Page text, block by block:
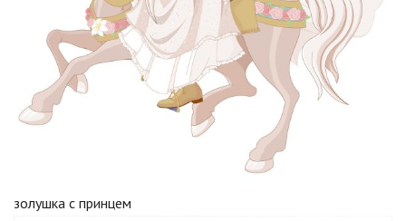
золушка с принцем